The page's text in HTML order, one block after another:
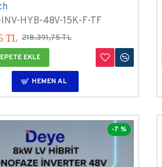
HYB-48V-15K-F-TF
TL 218.391,75 TL
EKLE
HEMEN AL
-7 %